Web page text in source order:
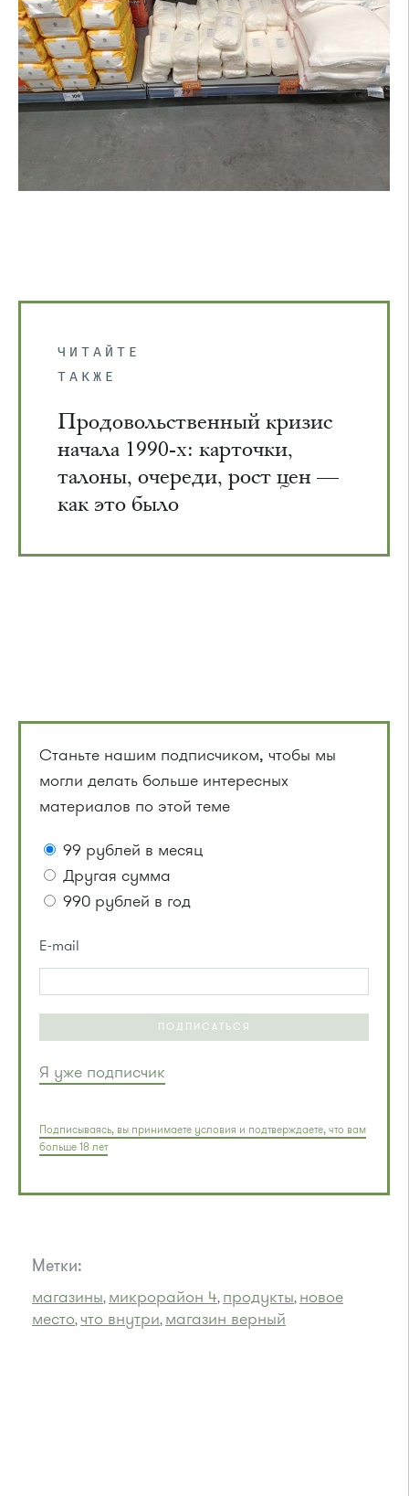
ЧИТАЙТЕ
ТАКЖЕ
Продовольственный кризис
начала 1990-х: карточки,
талоны, очереди, рост цен —
как это было
Станьте нашим подписчиком, чтобы мы
могли делать больше интересных
материалов по этой теме
99 рублей в месяц
Другая сумма
990 рублей в год
E-mail
ПОДПИСАТЬСЯ
Я уже подписчик
Подписываясь, вы принимаете условия и подтверждаете, что вам
больше 18 лет
Метки:
магазины, микрорайон 4, продукты, новое
место,что внутри, магазин верный